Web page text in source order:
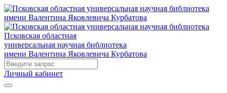
Псковская областная
универсальная научная библиотека
имени Валентина Яковлевича Курбатова
Личный кабинет